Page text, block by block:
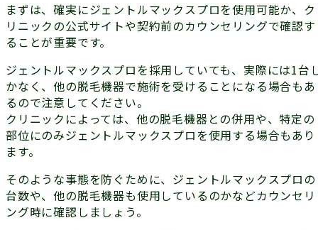
まずは、確実にジェントルマックスプロを使用可能か、ク
リニックの公式サイトや契約前のカウンセリングで確認す
ることが重要です。
ジェントルマックスプロを採用していても、実際には1台
かなく、他の脱毛機器で施術を受けることになる場合もあ
るので注意してください。
クリニックによっては、 他の脱毛機器との併用や、 特定の
部位にのみジェントルマックスプロを使用する場合もあり
ます。
そのような事態を防ぐために、ジェントルマックスプロの
台数や、他の脱毛機器も使用しているのかなどカウンセリ
ング時に確認しましょう。